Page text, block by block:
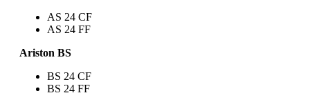
AS 24 CF
AS 24 FF
Ariston BS
BS 24 CF
BS 24 FF